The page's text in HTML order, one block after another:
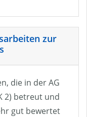
zur
die in der AG
2) betreut und
gut bewertet